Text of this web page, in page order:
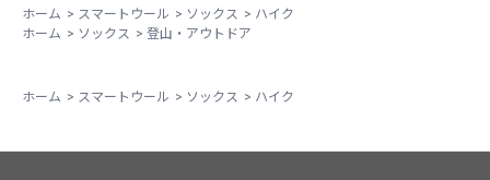
ホーム > スマートウール > ソックス > ハイク
ホーム > ソックス > 登山・アウトドア
ホーム > スマートウール > ソックス > ハイク